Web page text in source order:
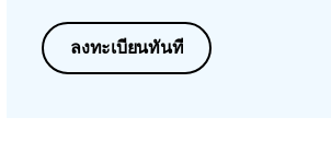
ลงทะเบียนทันที